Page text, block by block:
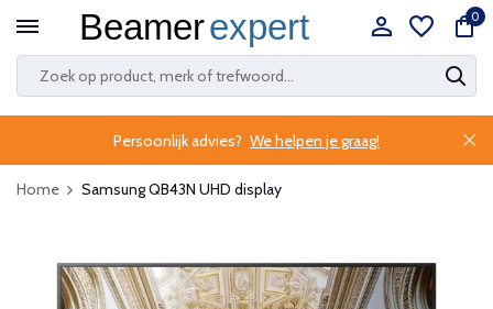
0
Persoonlijk advies? We helpen je graag!
Home Samsung QB43N UHD display